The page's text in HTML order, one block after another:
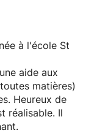
à l'école St
aide aux
matières)
Heureux de
réalisable. Il